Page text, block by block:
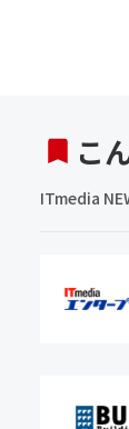
こ
ITmedia